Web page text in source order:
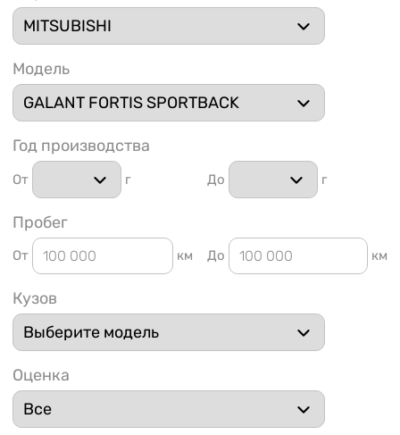
91
Модель
Год производства
От г До г
Пробег
От км До км
Кузов
Оценка